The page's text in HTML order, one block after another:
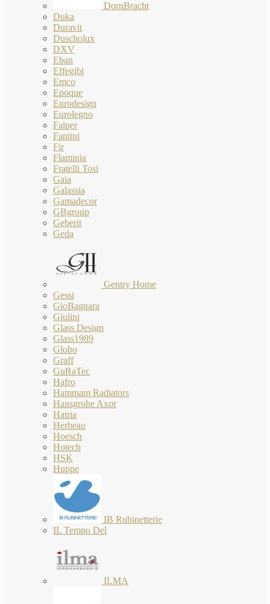
DornBracht
Duka
Duravit
Duscholux
DXV
Eban
Effegibi
Emco
Epoque
Eurodesign
Eurolegno
Falper
Fantini
Fir
Flaminia
Fratelli Tosi
Gaia
Galassia
Gamadecor
GBgroup
Geberit
Geda
Gentry Home
Gessi
GioBagnara
Giulini
Glass Design
Glass1989
Globo
Graff
GuRaTec
Hafro
Hammam Radiators
Hansgrohe Axor
Hatria
Herbeau
Hoesch
Hotech
HSK
Huppe
IB Rubinetterie
IL Tempo Del
ILMA